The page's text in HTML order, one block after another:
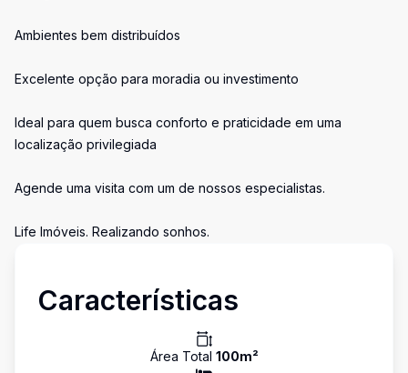
Ambientes bem distribuídos
Excelente opção para moradia ou investimento
Ideal para quem busca conforto e praticidade em uma
localização privilegiada
Agende uma visita com um de nossos especialistas.
Life Imóveis. Realizando sonhos.
Características
Área Total 100m²